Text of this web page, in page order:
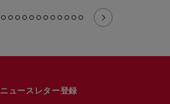
ニュースレター登録